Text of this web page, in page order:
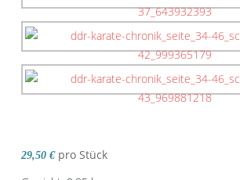
29,50 € pro Stück